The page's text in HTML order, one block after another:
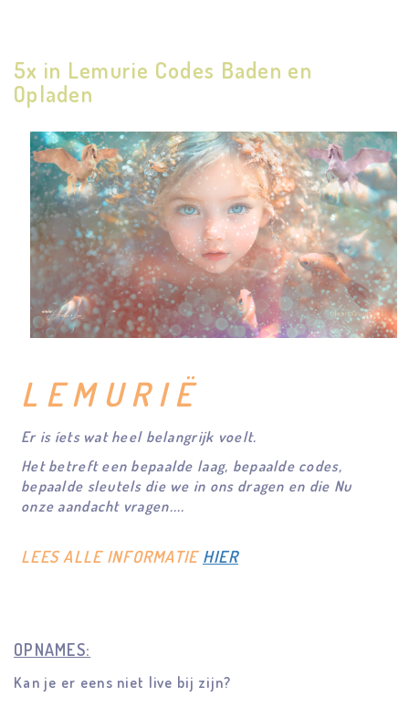
5x in Lemurie Codes Baden en
Opladen
L E M U R I Ë
Er is íets wat heel belangrijk voelt.
Het betreft een bepaalde laag, bepaalde codes,
bepaalde sleutels die we in ons dragen en die Nu
onze aandacht vragen....
LEES ALLE INFORMATIE HIER
OPNAMES:
Kan je er eens niet live bij zijn?